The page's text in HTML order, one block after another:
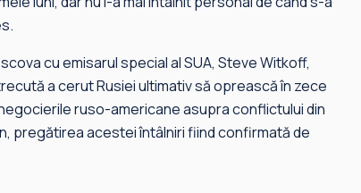
cu emisarul special al SUA, Steve Witkoff,
a cerut Rusiei ultimativ să oprească în zece
ruso-americane asupra conflictului din
pregătirea acestei întâlniri fiind confirmată de